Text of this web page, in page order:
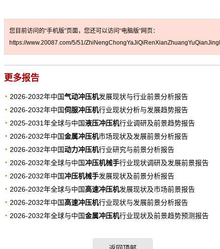
您目前访问的“手机版”页面，您还可以访问“电脑版”网页：
https://www.20087.com/5/51/
更多报告
2026-2032年中国气动冲压机发展现状与行业前景分析报告
2026-2032年中国伺服冲压机行业现状分析与发展趋势报告
2025-2031年全球与中国液压冲压机行业调研及前景趋势报告
2026-2032年中国金属冲压机市场现状及发展前景分析报告
2026-2032年中国动力冲压机行业研究与前景分析报告
2026-2032年全球与中国冲压机械手行业现状调研及发展前景报告
2026-2032年中国冲压机械手发展现状及前景分析报告
2026-2032年全球与中国高速冲压机发展现状及市场前景报告
2026-2032年中国高速冲压机行业现状与发展前景分析报告
2026-2032年全球与中国金属冲压机行业现状及前景趋势预测报告